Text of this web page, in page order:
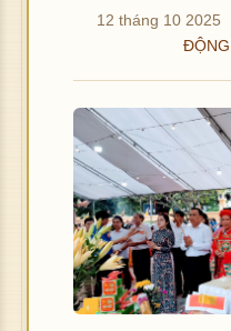
12 tháng 10 2025
ĐỘNG